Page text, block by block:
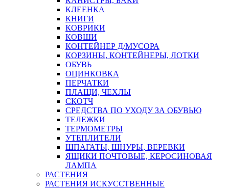
КЛЕЕНКА
КНИГИ
КОВРИКИ
КОВШИ
КОНТЕЙНЕР Д/МУСОРА
КОРЗИНЫ, КОНТЕЙНЕРЫ, ЛОТКИ
ОБУВЬ
ОЦИНКОВКА
ПЕРЧАТКИ
ПЛАЩИ, ЧЕХЛЫ
СКОТЧ
СРЕДСТВА ПО УХОДУ ЗА ОБУВЬЮ
ТЕЛЕЖКИ
ТЕРМОМЕТРЫ
УТЕПЛИТЕЛИ
ШПАГАТЫ, ШНУРЫ, ВЕРЕВКИ
ЯЩИКИ ПОЧТОВЫЕ, КЕРОСИНОВАЯ
ЛАМПА
РАСТЕНИЯ
РАСТЕНИЯ ИСКУССТВЕННЫЕ